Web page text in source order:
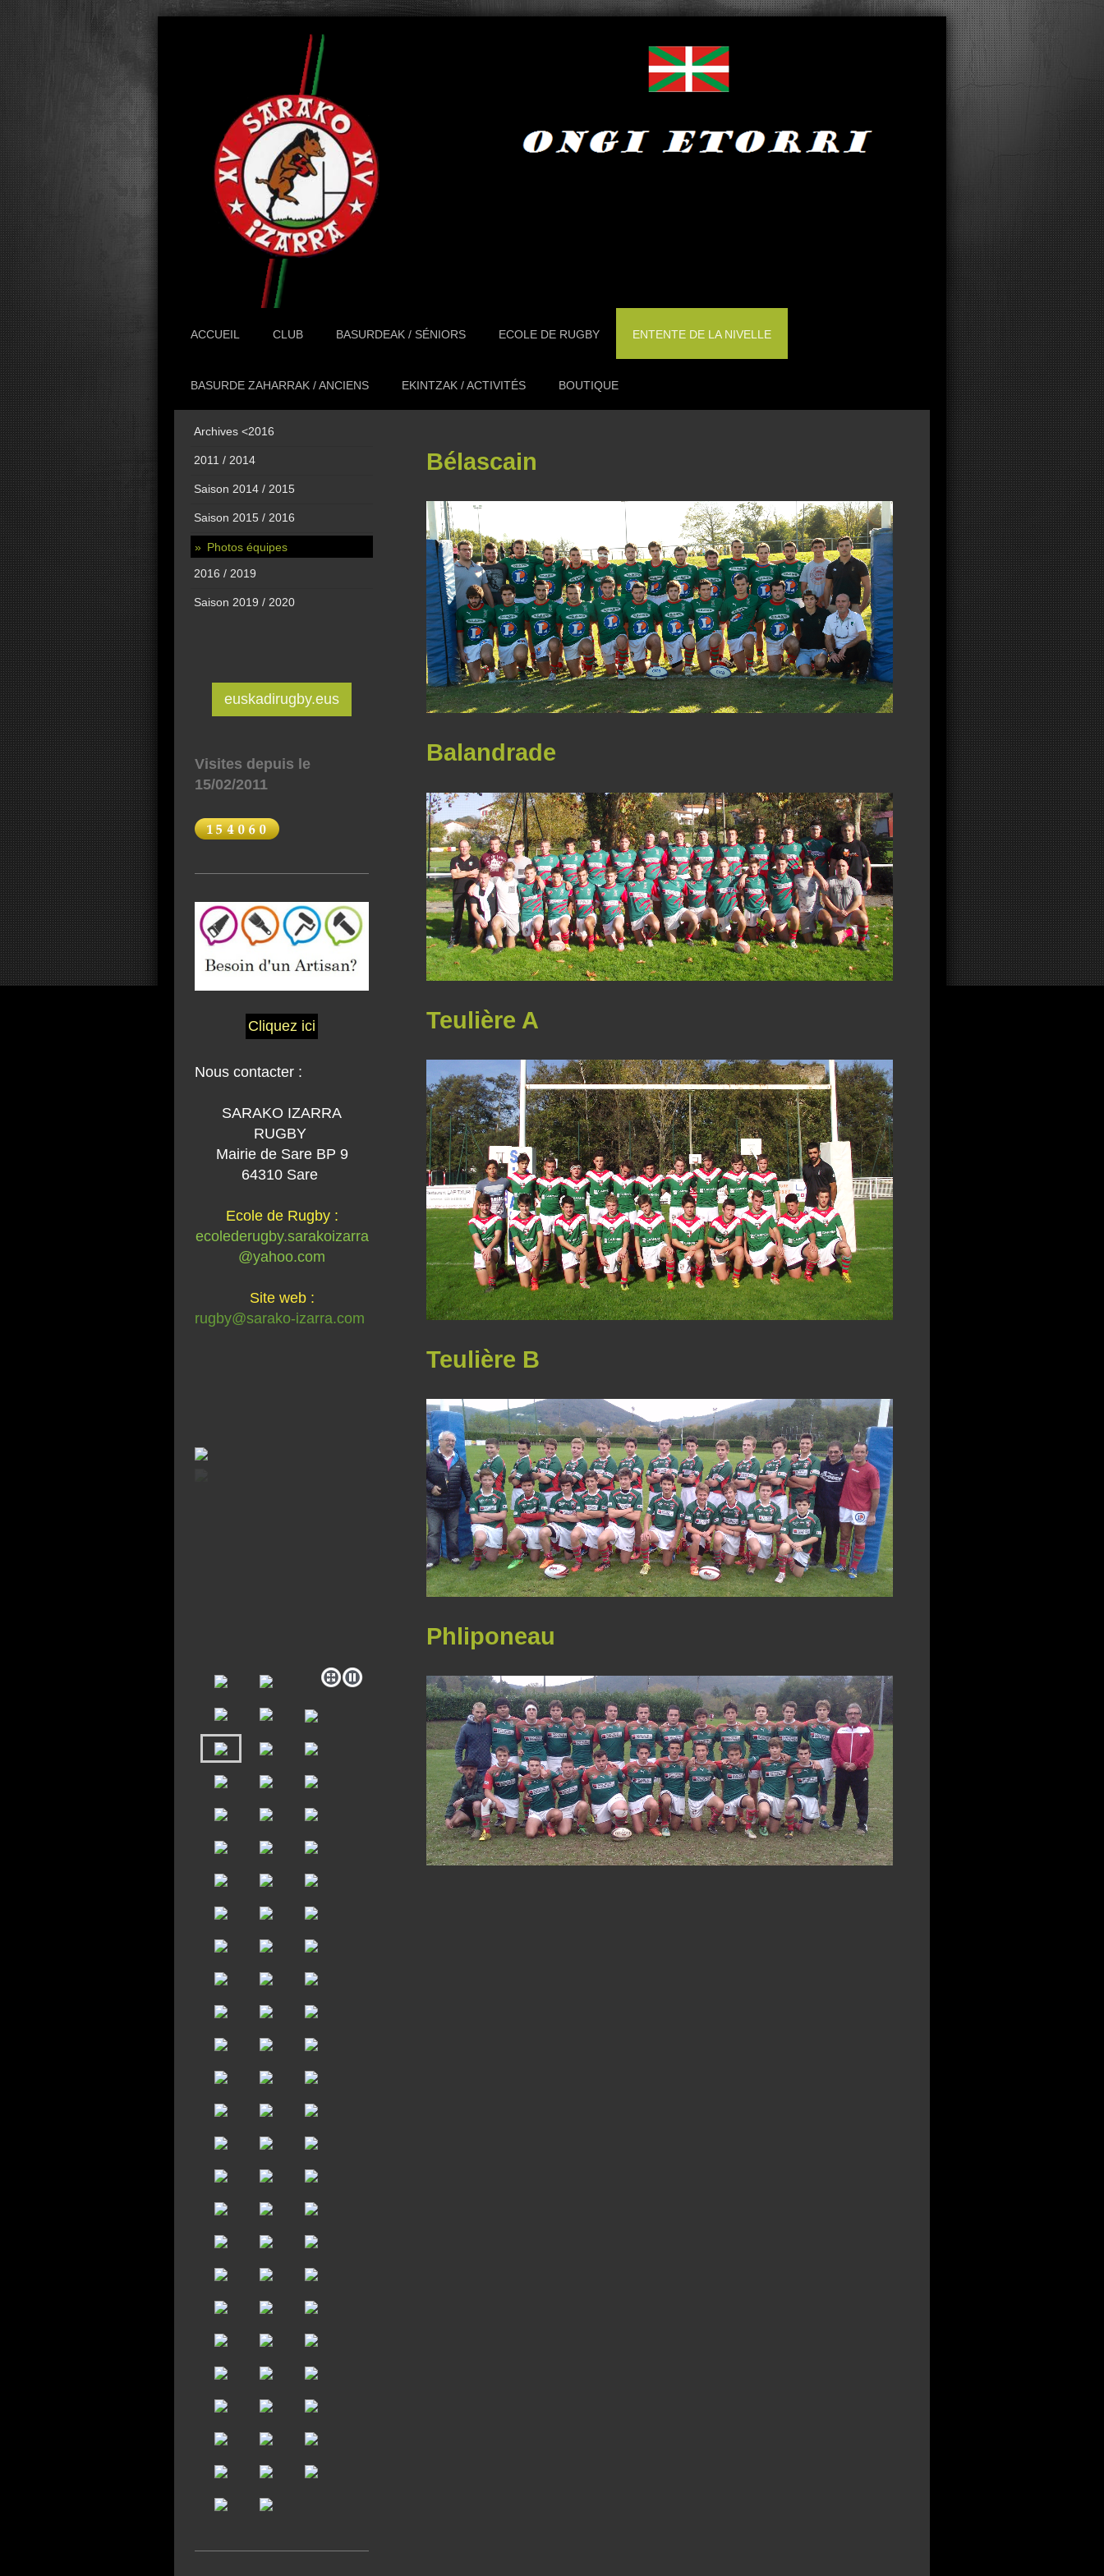
ACCUEIL CLUB BASURDEAK / SÉNIORS ECOLE DE RUGBY ENTENTE DE LA NIVELLE
BASURDE ZAHARRAK / ANCIENS EKINTZAK / ACTIVITÉS BOUTIQUE
Bélascain
Balandrade
Teulière A
Teulière B
Phliponeau
Archives <2016
2011 / 2014
Saison 2014 / 2015
Saison 2015 / 2016
Photos équipes
2016 / 2019
Saison 2019 / 2020
euskadirugby.eus
Visites depuis le
15/02/2011
Cliquez ici
Nous contacter :
SARAKO IZARRA
RUGBY
Mairie de Sare BP 9
64310 Sare
Ecole de Rugby :
ecolederugby.sarakoizarra
@yahoo.com
Site web :
rugby@sarako-izarra.com